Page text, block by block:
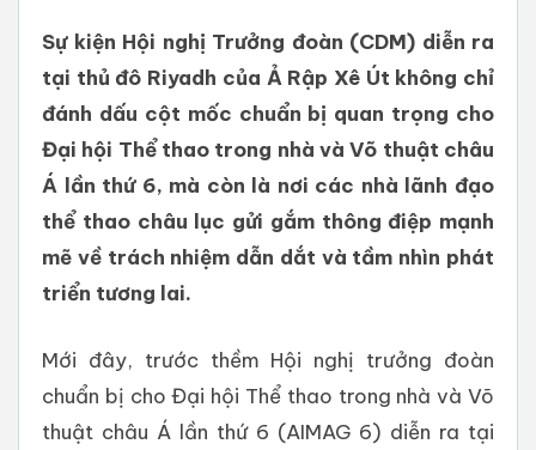
Sự kiện Hội nghị Trưởng đoàn (CDM) diễn ra
tại thủ đô Riyadh của Ả Rập Xê Út không chỉ
đánh dấu cột mốc chuẩn bị quan trọng cho
Đại hội Thể thao trong nhà và Võ thuật châu
Á lần thứ 6, mà còn là nơi các nhà lãnh đạo
thể thao châu lục gửi gắm thông điệp mạnh
mẽ về trách nhiệm dẫn dắt và tầm nhìn phát
triển tương lai.
Mới đây, trước thềm Hội nghị trưởng đoàn
chuẩn bị cho Đại hội Thể thao trong nhà và Võ
thuật châu Á lần thứ 6 (AIMAG 6) diễn ra tại